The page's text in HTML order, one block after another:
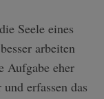
Seele eines
arbeiten
Aufgabe eher
erfassen das